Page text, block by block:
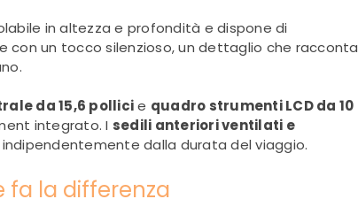
in altezza e profondità e dispone di
con un tocco silenzioso, un dettaglio che racconta
da 15,6 pollicie quadro strumenti LCD da 10
integrato. I sedili anteriori ventilati e
dalla durata del viaggio.
fa la differenza